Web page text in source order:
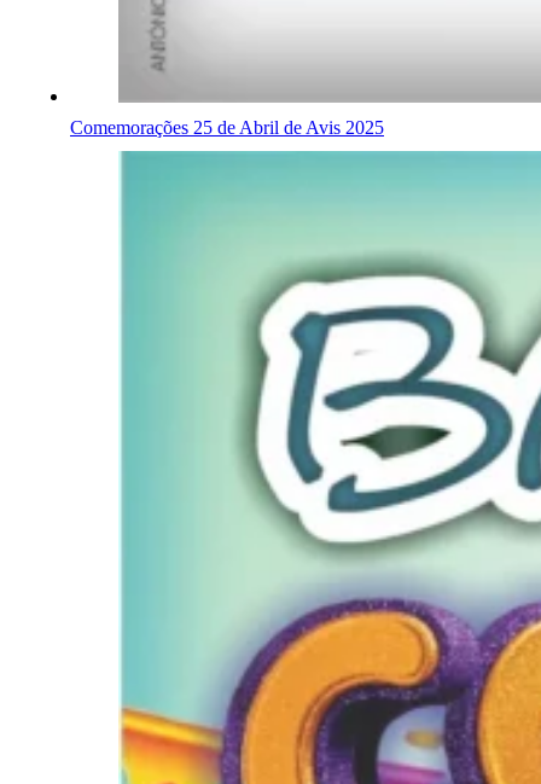
Comemorações 25 de Abril de Avis 2025